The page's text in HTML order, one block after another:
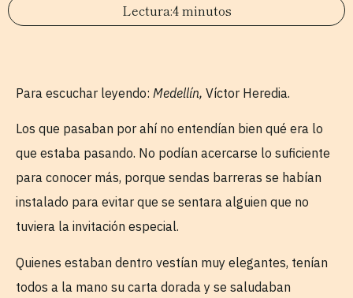
4 minutos
Para escuchar leyendo: Medellín, Víctor Heredia.
Los que pasaban por ahí no entendían bien qué era lo
que estaba pasando. No podían acercarse lo suficiente
para conocer más, porque sendas barreras se habían
instalado para evitar que se sentara alguien que no
tuviera la invitación especial.
Quienes estaban dentro vestían muy elegantes, tenían
todos a la mano su carta dorada y se saludaban